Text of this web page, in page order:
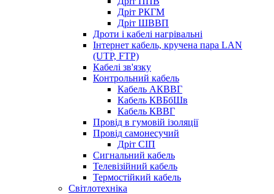
Дріт РКГМ
Дріт ШВВП
Дроти і кабелі нагрівальні
Інтернет кабель, кручена пара LAN
(UTP, FTP)
Кабелі зв'язку
Контрольний кабель
Кабель АКВВГ
Кабель КВБбШв
Кабель КВВГ
Провід в гумовій ізоляції
Провід самонесучий
Дріт СІП
Сигнальний кабель
Телевізійний кабель
Термостійкий кабель
Світлотехніка